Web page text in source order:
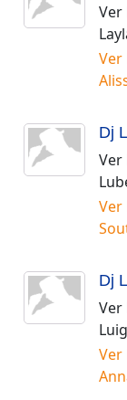
Ver
Ver
Dj
Ver
Ver
Dj
Ver
Ver